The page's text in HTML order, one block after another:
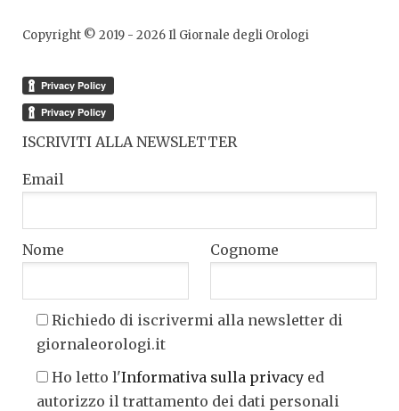
Copyright © 2019 - 2026Il Giornale degli Orologi
ISCRIVITI ALLA NEWSLETTER
Email
Nome Cognome
Richiedo di iscrivermi alla newsletter di
giornaleorologi.it
Ho letto l'Informativa sulla privacy ed
autorizzo il trattamento dei dati personali